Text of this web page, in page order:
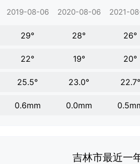
2019-08-06 2020-08-06 2021-
29° 28° 26°
22° 19° 20°
25.5° 23.0° 22.7°
0.6mm 0.0mm
吉林市最近一